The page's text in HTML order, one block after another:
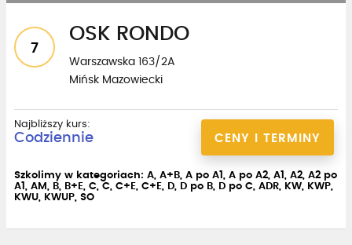
7
OSK RONDO
Warszawska 163/2A
Mińsk Mazowiecki
CENY I TERMINY
Najbliższy kurs:
Codziennie
Szkolimy w kategoriach: A, A+B, A po A1, A po A2, A1, A2, A2 po
A1, AM, B, B+E, C, C, C+E, C+E, D, D po B, D po C, ADR, KW, KWP,
KWU, KWUP, SO